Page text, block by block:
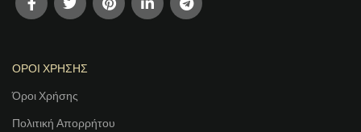
ΟΡΟΙ ΧΡΗΣΗΣ
Όροι Χρήσης
Πολιτική Απορρήτου